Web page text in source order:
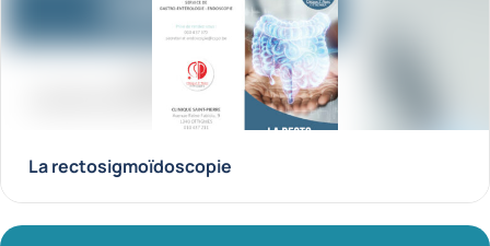
La rectosigmoïdoscopie